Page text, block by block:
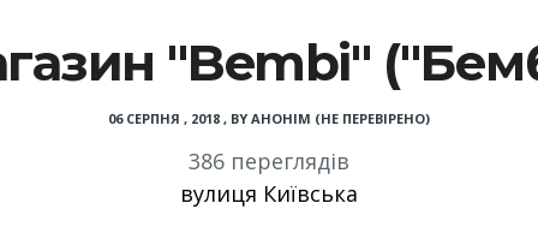
"Bembi"
06 СЕРПНЯ , 2018 , BY АНОНІМ (НЕ ПЕРЕВІРЕНО)
386 переглядів
вулиця Київська